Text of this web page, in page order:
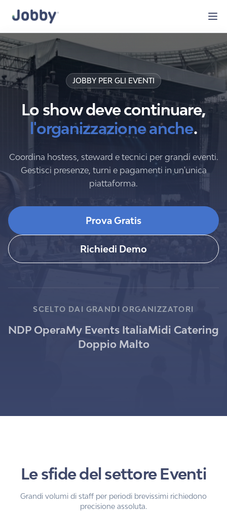
JOBBY PER GLI EVENTI
Lo show deve continuare,
l'organizzazione anche.
Coordina hostess, steward e tecnici per grandi eventi.
Gestisci presenze, turni e pagamenti in un'unica
piattaforma.
Prova Gratis
Richiedi Demo
SCELTO DAI GRANDI ORGANIZZATORI
NDP OperaMy Events ItaliaMidi Catering
Doppio Malto
Le sfide del settore Eventi
Grandi volumi di staff per periodi brevissimi richiedono
precisione assoluta.